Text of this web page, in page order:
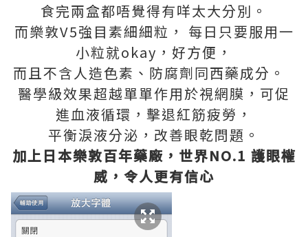
食完兩盒都唔覺得有咩太大分別。
而樂敦V5強目素細細粒， 每日只要服用一
小粒就okay，好方便，
而且不含人造色素、防腐劑同西藥成分。
醫學級效果超越單單作用於視網膜，可促
進血液循環，擊退紅筋疲勞，
平衡淚液分泌，改善眼乾問題。
加上日本樂敦百年藥廠，世界NO.1 護眼權
威，令人更有信心